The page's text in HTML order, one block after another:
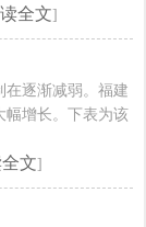
全文]
在逐渐减弱。福建
幅增长。下表为该
文]